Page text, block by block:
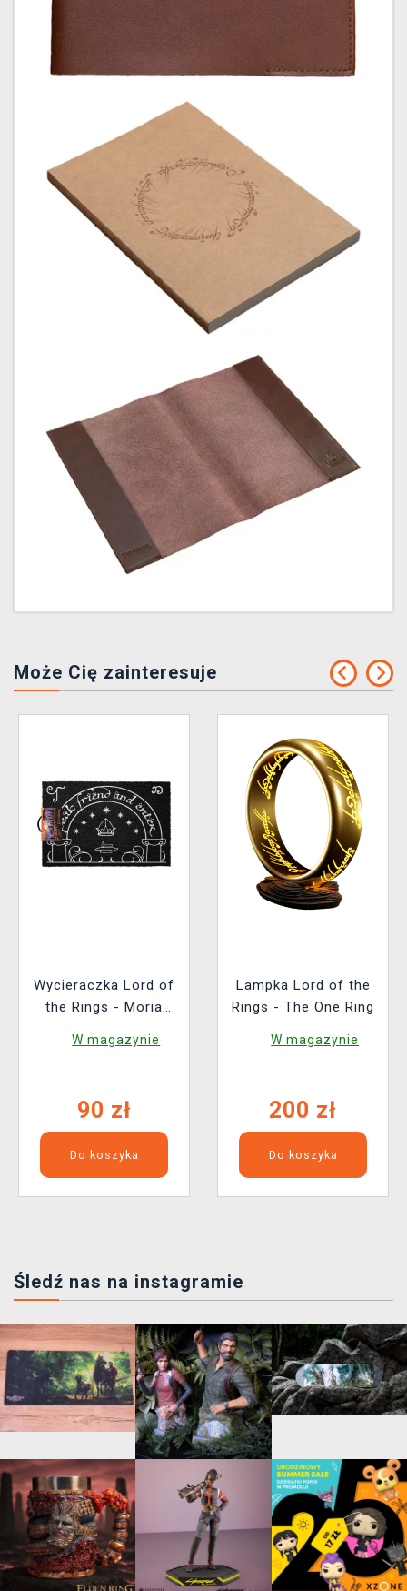
Może Cię zainteresuje
Wycieraczka Lord of
the Rings - Moria
W magazynie
90 zł
Do koszyka
Lampka Lord of the
Rings - The One Ring
W magazynie
200 zł
Do koszyka
Śledź nas na instagramie